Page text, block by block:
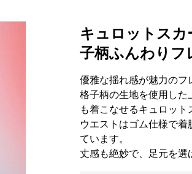
キュロットス
子柄ふんわりフ
優雅な揺れ感が魅力のフ
格子柄の生地を使用した
も着こなせるキュロット
ウエストはゴム仕様で着
ています。
丈感も絶妙で、足元を選